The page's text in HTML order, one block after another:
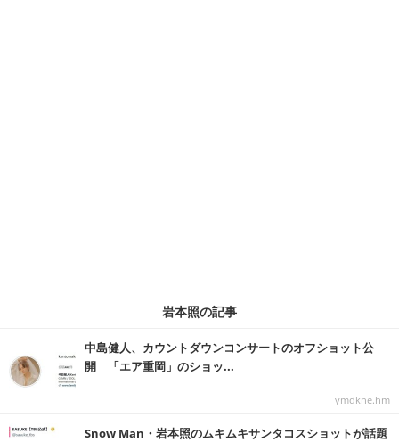
岩本照の記事
中島健人、カウントダウンコンサートのオフショット公
開 「エア重岡」のショッ...
ymdkne.hm
Snow Man・岩本照のムキムキサンタコスショットが話題